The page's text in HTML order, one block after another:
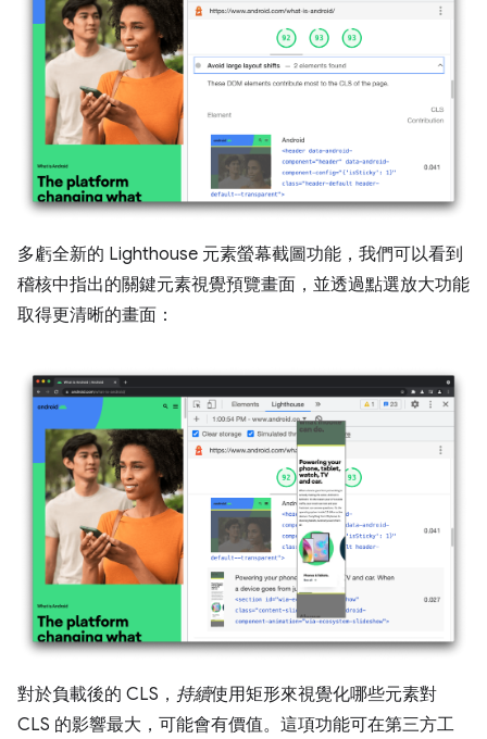
多虧全新的 Lighthouse 元素螢幕截圖功能，我們可以看到
稽核中指出的關鍵元素視覺預覽畫面，並透過點選放大功能
取得更清晰的畫面：
對於負載後的 CLS， 持續使用矩形來視覺化哪些元素對
CLS 的影響最大，可能會有價值。這項功能可在第三方工